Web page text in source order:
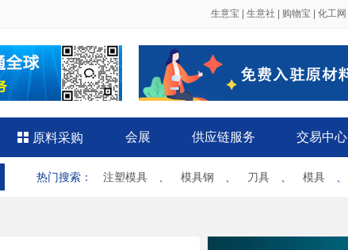
生意宝 生意社 购物宝 化工网
 原料采购 会展 供应链服务 交易中心
热门搜索 ： 注塑模具 模具钢 刀具 模具